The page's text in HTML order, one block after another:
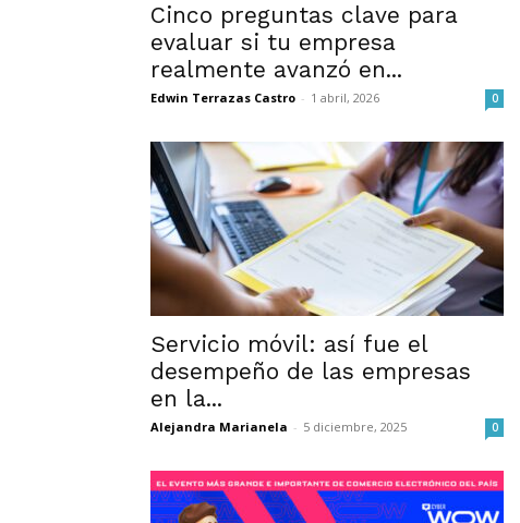
Cinco preguntas clave para
evaluar si tu empresa
realmente avanzó en...
Edwin Terrazas Castro - 1 abril, 2026 0
Servicio móvil: así fue el
desempeño de las empresas
en la...
Alejandra Marianela - 5 diciembre, 2025 0